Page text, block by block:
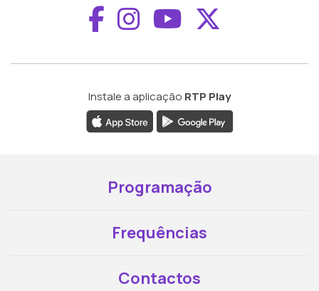
Aceder ao
Aceder ao
Aceder ao
Instale a aplicação RTP Play
Programação
Frequências
Contactos